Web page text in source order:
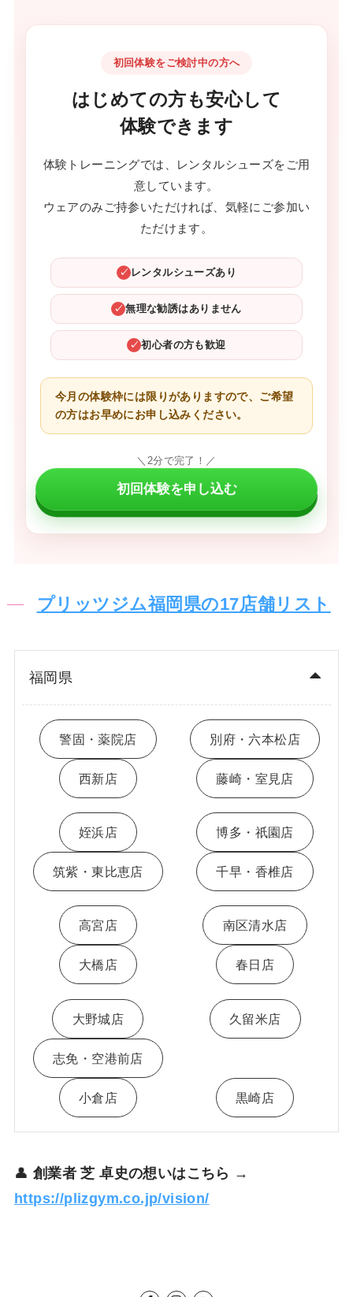
初回体験をご検討中の方へ
はじめての方も安心して
体験できます
体験トレーニングでは、レンタルシューズをご用
意しています。
ウェアのみご持参いただければ、気軽にご参加い
ただけます。
✓ レンタルシューズあり
✓ 無理な勧誘はありません
✓ 初心者の方も歓迎
今月の体験枠には限りがありますので、ご希望
の方はお早めにお申し込みください。
＼2分で完了！／
初回体験を申し込む
プリッツジム福岡県の17店舗リスト
福岡県
警固・薬院店 別府・六本松店
西新店 藤崎・室見店
姪浜店 博多・祇園店
筑紫・東比恵店 千早・香椎店
高宮店 南区清水店
大橋店 春日店
大野城店 久留米店
志免・空港前店
小倉店 黒崎店
👤 創業者 芝 卓史の想いはこちら →
https://plizgym.co.jp/vision/